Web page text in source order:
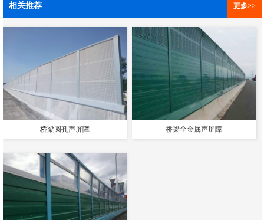
相关推荐 更多>>
桥梁圆孔声屏障 桥梁全金属声屏障